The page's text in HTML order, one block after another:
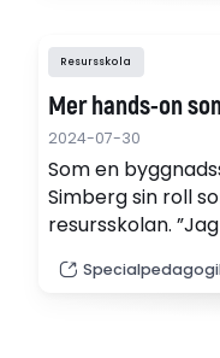
Resursskola
Mer hands-on
2024-07-30
Som en
Simberg sin roll
resursskolan.
vårdnadshavare.”